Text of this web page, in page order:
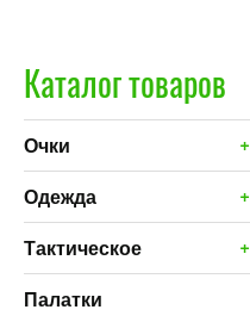
Каталог товаров
+
Очки
+
Одежда
+
Тактическое
Палатки